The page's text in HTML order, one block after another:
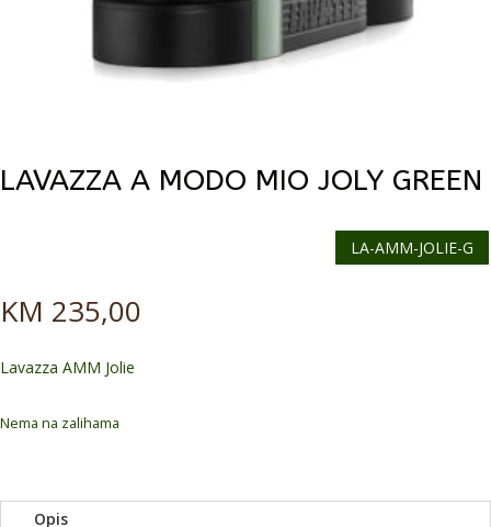
LAVAZZA A MODO MIO JOLY GREEN
LA-AMM-JOLIE-G
KM 235,00
Lavazza AMM Jolie
Nema na zalihama
Opis